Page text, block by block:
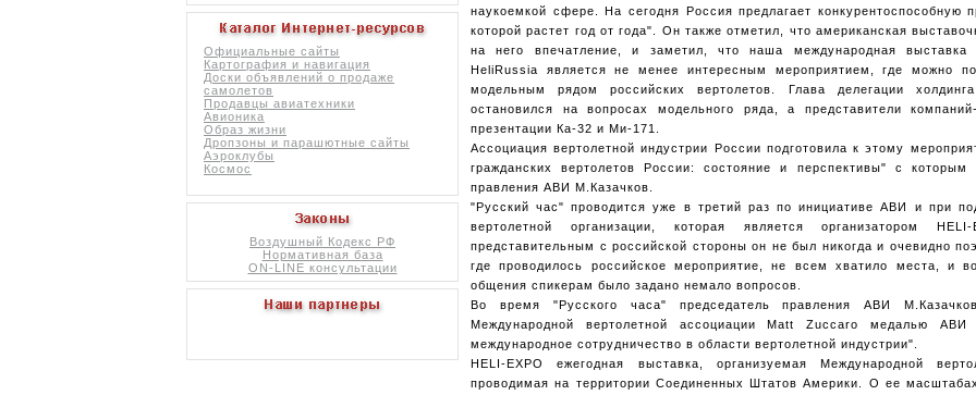
Официальные сайты
Картография и навигация
Доски объявлений о продаже
самолетов
Продавцы авиатехники
Авионика
Образ жизни
Дропзоны и парашютные сайты
Аэроклубы
Космос
Воздушный Кодекс РФ
Нормативная база
ON-LINE консультации
наукоемкой сфере. На сегодня Россия предлагает конкурентоспособную
которой растет год от года". Он также отметил, что американская
на него впечатление, и заметил, что наша международная выставка
HeliRussia является не менее интересным мероприятием, где можно
модельным рядом российских вертолетов. Глава делегации
остановился на вопросах модельного ряда, а представители
презентации Ка-32 и Ми-171.
Ассоциация вертолетной индустрии России подготовила к этому
гражданских вертолетов России: состояние и перспективы" с которым
правления АВИ М.Казачков.
"Русский час" проводится уже в третий раз по инициативе АВИ и при
вертолетной организации, которая является организатором
представительным с российской стороны он не был никогда и очевидно
где проводилось российское мероприятие, не всем хватило места, и
общения спикерам было задано немало вопросов.
Во время "Русского часа" председатель правления АВИ
Международной вертолетной ассоциации Matt Zuccaro медалью
международное сотрудничество в области вертолетной индустрии".
HELI-EXPO ежегодная выставка, организуемая Международной
проводимая на территории Соединенных Штатов Америки. О ее